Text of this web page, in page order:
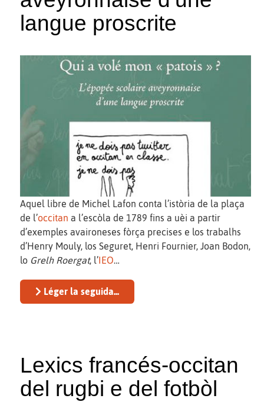
langue proscrite
Aquel libre de Michel Lafon conta l’istòria de la plaça
de l’occitan a l’escòla de 1789 fins a uèi a partir
d’exemples avaironeses fòrça precises e los trabalhs
d’Henry Mouly, los Seguret, Henri Fournier, Joan Bodon,
lo Grelh Roergat, l’IEO…
Léger la seguida...
Lexics francés-occitan
del rugbi e del fotbòl